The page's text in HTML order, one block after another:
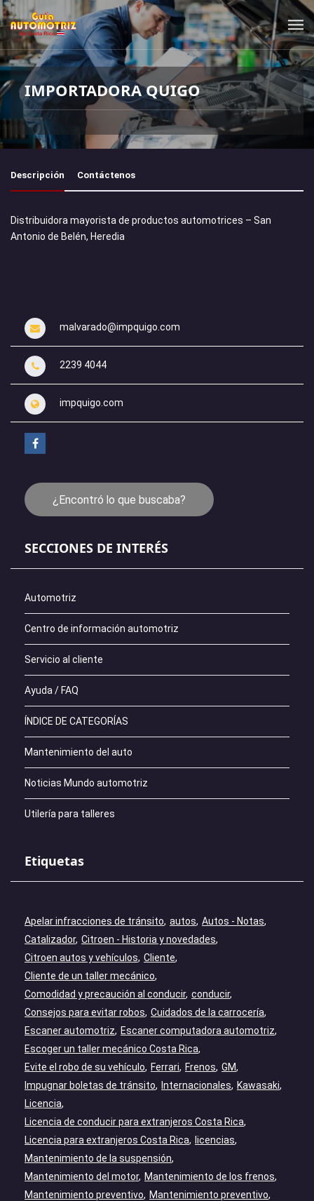
IMPORTADORA QUIGO
Descripción Contáctenos
Distribuidora mayorista de productos automotrices – San
Antonio de Belén, Heredia
malvarado@impquigo.com
2239 4044
impquigo.com
¿Encontró lo que buscaba?
SECCIONES DE INTERÉS
Automotriz
Centro de información automotriz
Servicio al cliente
Ayuda / FAQ
ÍNDICE DE CATEGORÍAS
Mantenimiento del auto
Noticias Mundo automotriz
Utilería para talleres
Etiquetas
Apelar infracciones de tránsito autos Autos - Notas
Catalizador Citroen - Historia y novedades
Citroen autos y vehículos Cliente
Cliente de un taller mecánico
Comodidad y precaución al conducir conducir
Consejos para evitar robos Cuidados de la carrocería
Escaner automotriz
Escaner computadora automotriz
Escoger un taller mecánico Costa Rica
Evite el robo de su vehículo
Ferrari Frenos GM
Impugnar boletas de tránsito
Internacionales
Kawasaki
Licencia
Licencia de conducir para extranjeros Costa Rica
Licencia para extranjeros Costa Rica
licencias
Mantenimiento de la suspensión
Mantenimiento del motor
Mantenimiento de los frenos
Mantenimiento preventivo
Mantenimiento preventivo